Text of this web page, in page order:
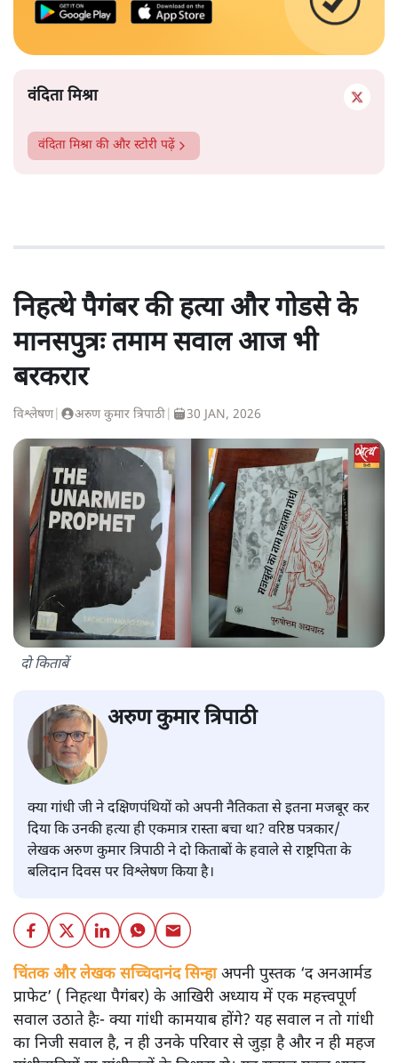
वंदिता मिश्रा
वंदिता मिश्रा की और स्टोरी पढ़ें
निहत्थे पैगंबर की हत्या और गोडसे के
मानसपुत्रः तमाम सवाल आज भी
बरकरार
विश्लेषण| अरुण कुमार त्रिपाठी 30 JAN, 2026
दो किताबें
अरुण कुमार त्रिपाठी
क्या गांधी जी ने दक्षिणपंथियों को अपनी नैतिकता से इतना मजबूर कर
दिया कि उनकी हत्या ही एकमात्र रास्ता बचा था? वरिष्ठ पत्रकार/
लेखक अरुण कुमार त्रिपाठी ने दो किताबों के हवाले से राष्ट्रपिता के
बलिदान दिवस पर विश्लेषण किया है।
चिंतक और लेखक सच्चिदानंद सिन्हाअपनी पुस्तक ‘द अनआर्मड
प्राफेट’ ( निहत्था पैगंबर) के आखिरी अध्याय में एक महत्त्वपूर्ण
सवाल उठाते हैः- क्या गांधी कामयाब होंगे? यह सवाल न तो गांधी
का निजी सवाल है, न ही उनके परिवार से जुड़ा है और न ही महज